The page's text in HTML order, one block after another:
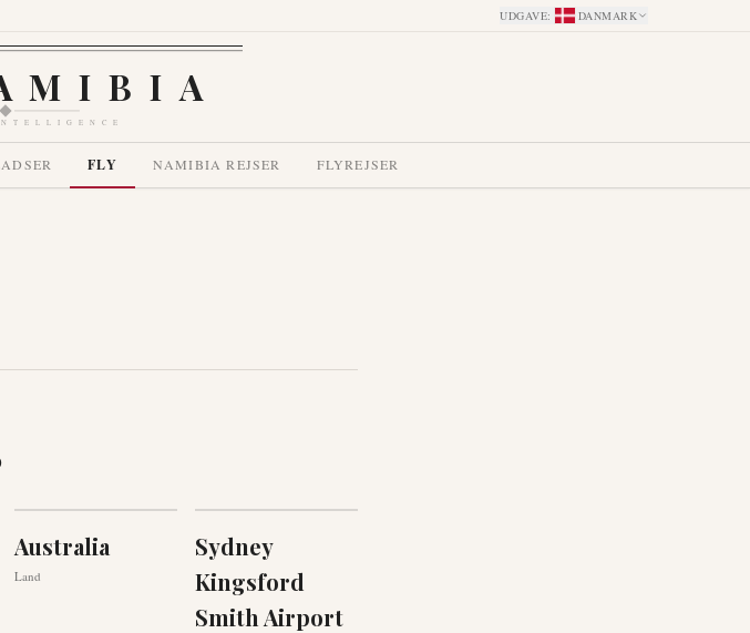
UDGAVE: DANMARK
FLY NAMIBIA REJSER FLYREJSER
Australia
Land
Sydney
Kingsford
Smith Airport